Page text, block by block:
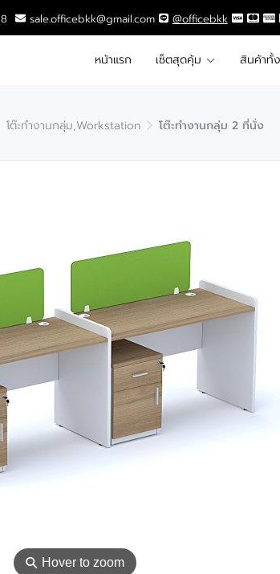
sale.officebkk@gmail.com @officebkk
หน้าแรก เซ็ตสุดคุ้ม สินค้าทั้
โต๊ะทำงานกลุ่ม,Workstation โต๊ะทำงานกลุ่ม 2 ที่นั่ง
⚲ Hover to zoom